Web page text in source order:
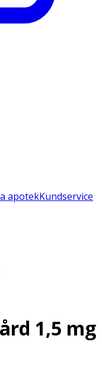
apotekKundservice
1,5 mg